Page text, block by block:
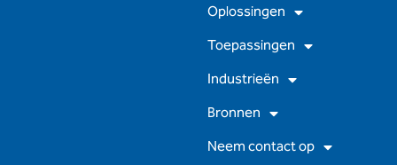
Oplossingen
Toepassingen
Industrieën
Bronnen
Neem contact op